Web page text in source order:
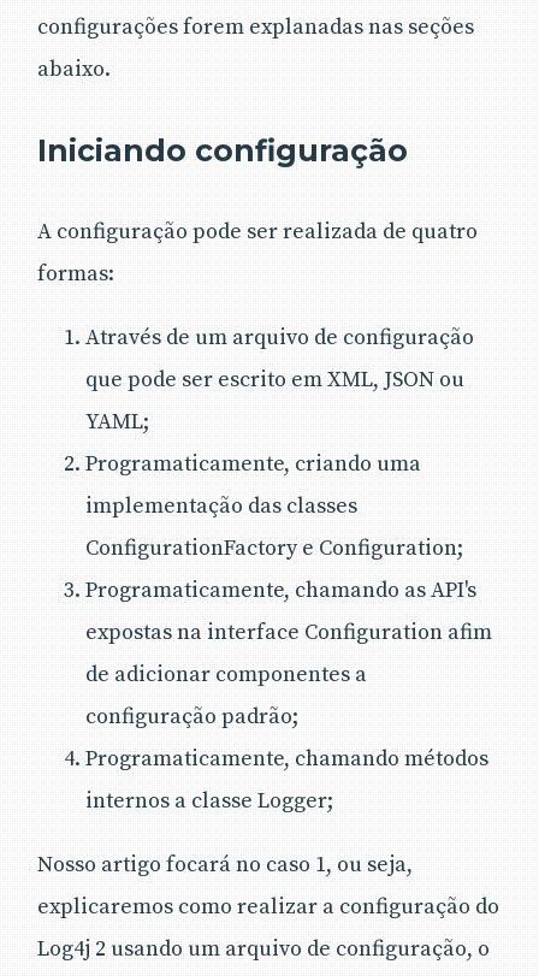
configurações forem explanadas nas seções
abaixo.
Iniciando configuração
A configuração pode ser realizada de quatro
formas:
Através de um arquivo de configuração
que pode ser escrito em XML, JSON ou
YAML;
Programaticamente, criando uma
implementação das classes
ConfigurationFactory e Configuration;
Programaticamente, chamando as API's
expostas na interface Configuration afim
de adicionar componentes a
configuração padrão;
Programaticamente, chamando métodos
internos a classe Logger;
Nosso artigo focará no caso 1, ou seja,
explicaremos como realizar a configuração do
Log4j 2 usando um arquivo de configuração, o